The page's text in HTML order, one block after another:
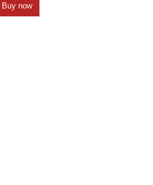
Buy now